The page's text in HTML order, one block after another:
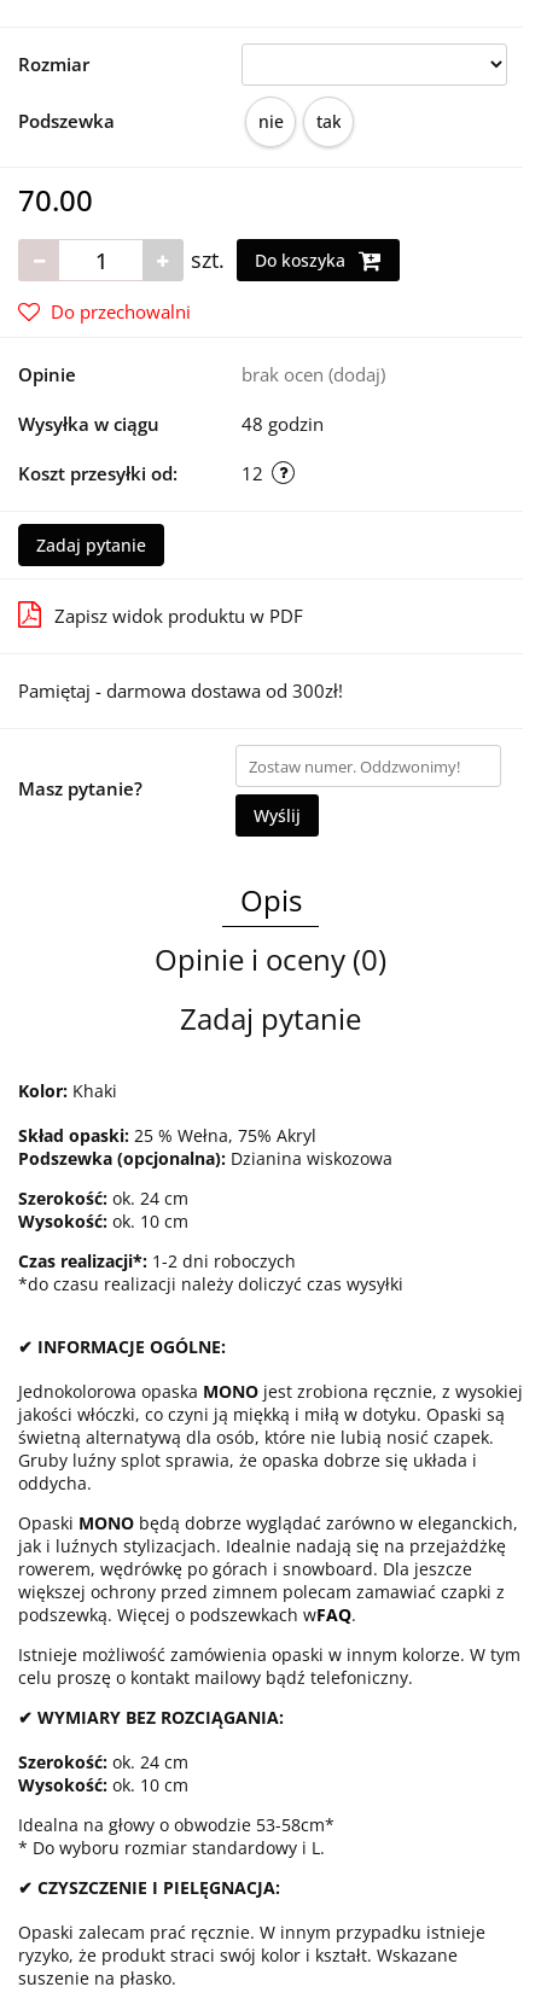
Rozmiar
Podszewka nie tak
70.00
szt. Do koszyka
Do przechowalni
Opinie brak ocen (dodaj)
Wysyłka w ciągu 48 godzin
Koszt przesyłki od: 12
Zadaj pytanie
Zapisz widok produktu w PDF
Pamiętaj - darmowa dostawa od 300zł!
Masz pytanie?
Wyślij
Opis
Opinie i oceny (0)
Zadaj pytanie
Kolor: Khaki
Skład opaski: 25 % Wełna, 75% Akryl
Podszewka (opcjonalna): Dzianina wiskozowa
Szerokość: ok. 24 cm
Wysokość: ok. 10 cm
Czas realizacji*: 1-2 dni roboczych
*do czasu realizacji należy doliczyć czas wysyłki
✔ INFORMACJE OGÓLNE:
Jednokolorowa opaska MONO jest zrobiona ręcznie, z wysokiej
jakości włóczki, co czyni ją miękką i miłą w dotyku. Opaski są
świetną alternatywą dla osób, które nie lubią nosić czapek.
Gruby luźny splot sprawia, że opaska dobrze się układa i
oddycha.
Opaski MONO będą dobrze wyglądać zarówno w eleganckich,
jak i luźnych stylizacjach. Idealnie nadają się na przejażdżkę
rowerem, wędrówkę po górach i snowboard. Dla jeszcze
większej ochrony przed zimnem polecam zamawiać czapki z
podszewką. Więcej o podszewkach wFAQ.
Istnieje możliwość zamówienia opaski w innym kolorze. W tym
celu proszę o kontakt mailowy bądź telefoniczny.
✔ WYMIARY BEZ ROZCIĄGANIA:
Szerokość: ok. 24 cm
Wysokość: ok. 10 cm
Idealna na głowy o obwodzie 53-58cm*
* Do wyboru rozmiar standardowy i L.
✔ CZYSZCZENIE I PIELĘGNACJA:
Opaski zalecam prać ręcznie. W innym przypadku istnieje
ryzyko, że produkt straci swój kolor i kształt. Wskazane
suszenie na płasko.